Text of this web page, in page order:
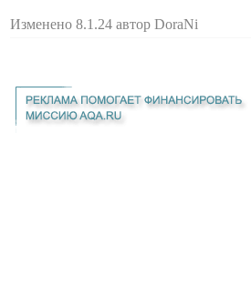
Изменено 8.1.24 автор DoraNi